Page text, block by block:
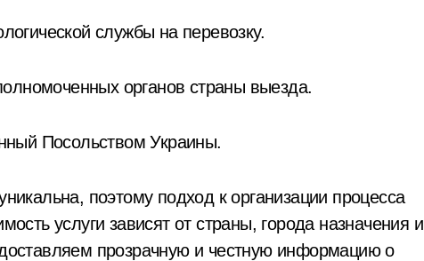
службы на перевозку.
органов страны выезда.
Посольством Украины.
поэтому подход к организации процесса
услуги зависят от страны, города назначения и
прозрачную и честную информацию о